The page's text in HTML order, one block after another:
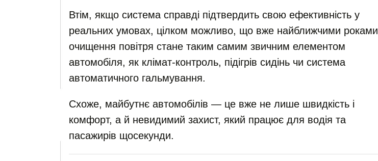
Втім, якщо система справді підтвердить свою ефективність у
реальних умовах, цілком можливо, що вже найближчими роками
очищення повітря стане таким самим звичним елементом
автомобіля, як клімат-контроль, підігрів сидінь чи система
автоматичного гальмування.
Схоже, майбутнє автомобілів — це вже не лише швидкість і
комфорт, а й невидимий захист, який працює для водія та
пасажирів щосекунди.